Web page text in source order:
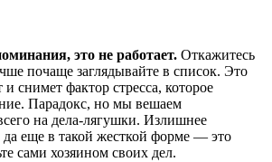
это не работает. Откажитесь
почаще заглядывайте в список. Это
снимет фактор стресса, которое
Парадокс, но мы вешаем
на дела-лягушки. Излишнее
еще в такой жесткой форме — это
сами хозяином своих дел.